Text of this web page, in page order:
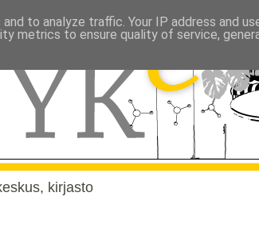
kirjasto
to analyze traffic. Your IP address and
metrics to ensure quality of service,